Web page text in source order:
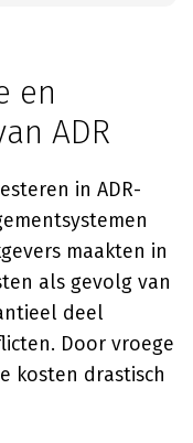
en
ADR
in ADR-
maakten in
als gevolg van
deel
Door vroege
kosten drastisch